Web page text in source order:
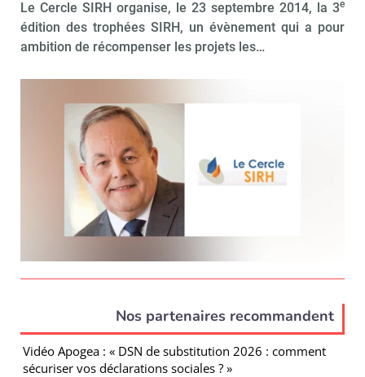
Le Cercle SIRH organise, le 23 septembre 2014, la 3e
édition des trophées SIRH, un évènement qui a pour
ambition de récompenser les projets les…
Nos partenaires recommandent
Vidéo Apogea : « DSN de substitution 2026 : comment
sécuriser vos déclarations sociales ? »